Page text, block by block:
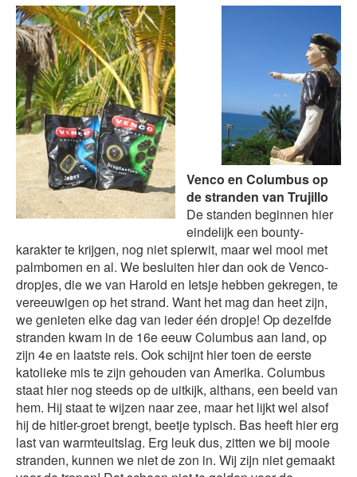
Venco en Columbus op
de stranden van Trujillo
De standen beginnen hier
eindelijk een bounty-
karakter te krijgen, nog niet spierwit, maar wel mooi met
palmbomen en al. We besluiten hier dan ook de Venco-
dropjes, die we van Harold en Ietsje hebben gekregen, te
vereeuwigen op het strand. Want het mag dan heet zijn,
we genieten elke dag van ieder één dropje! Op dezelfde
stranden kwam in de 16e eeuw Columbus aan land, op
zijn 4e en laatste reis. Ook schijnt hier toen de eerste
katolieke mis te zijn gehouden van Amerika. Columbus
staat hier nog steeds op de uitkijk, althans, een beeld van
hem. Hij staat te wijzen naar zee, maar het lijkt wel alsof
hij de hitler-groet brengt, beetje typisch. Bas heeft hier erg
last van warmteuitslag. Erg leuk dus, zitten we bij mooie
stranden, kunnen we niet de zon in. Wij zijn niet gemaakt